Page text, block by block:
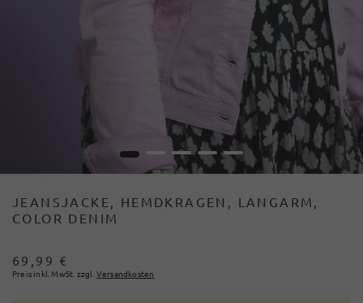
1 2 3 4 5
JEANSJACKE, HEMDKRAGEN, LANGARM,
COLOR DENIM
69,99 €
Preis inkl. MwSt. zzgl. Versandkosten